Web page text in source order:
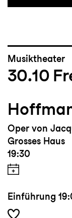
Musiktheater
30.10
Oper von
Grosses Haus
19:30
Einführung